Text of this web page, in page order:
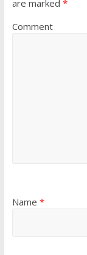
are marked *
Comment
Name *